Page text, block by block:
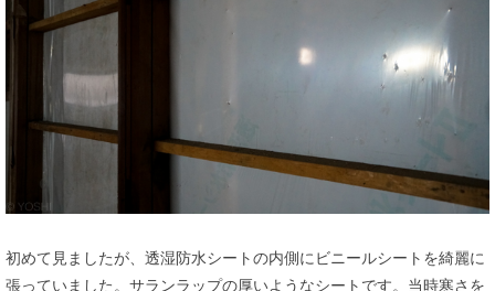
初めて見ましたが、透湿防水シートの内側にビニールシートを綺麗に
張っていました。サランラップの厚いようなシートです。当時寒さを